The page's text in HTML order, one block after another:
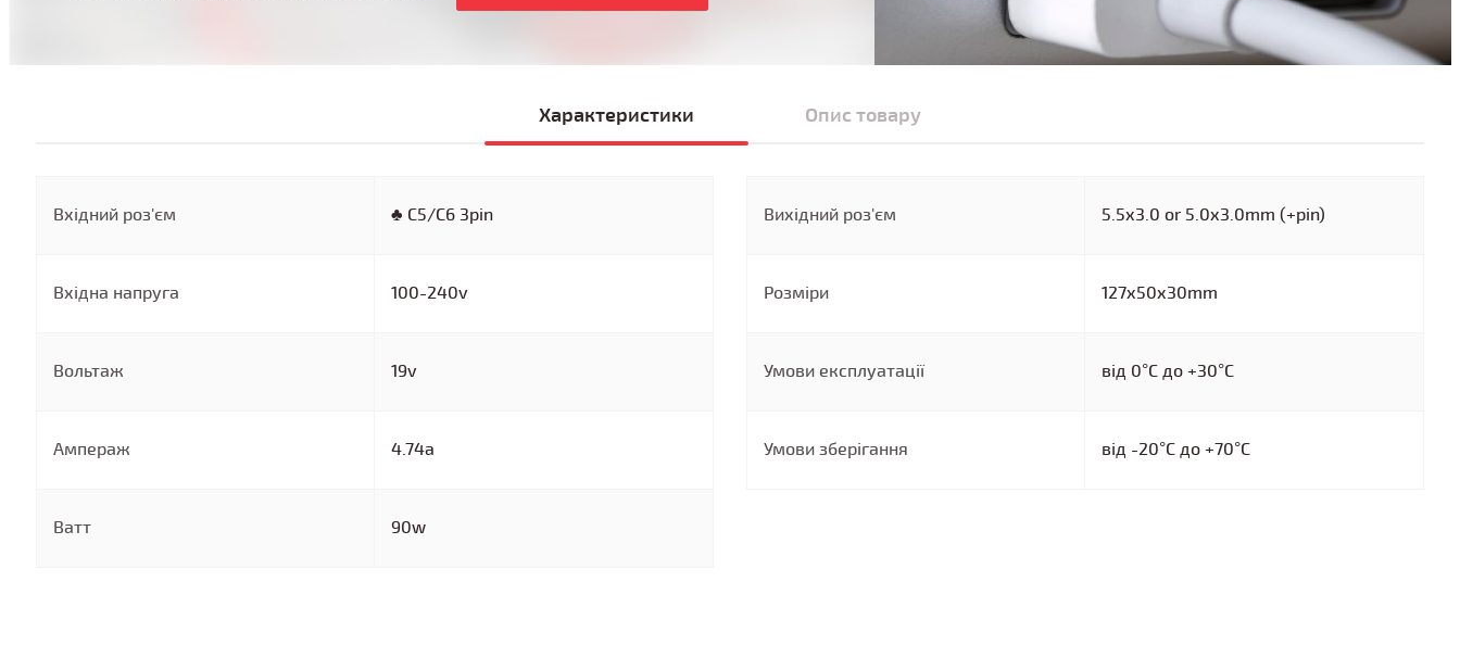
Характеристики Опис товару
Вхідний роз'єм ♣ C5/C6 3pin
Вхідна напруга 100-240v
Вольтаж 19v
Ампераж 4.74a
Ватт 90w
Вихідний роз'єм 5.5x3.0 or 5.0x3.0mm (+pin)
Розміри 127x50x30mm
Умови експлуатації від 0°C до +30°C
Умови зберігання від -20°C до +70°C